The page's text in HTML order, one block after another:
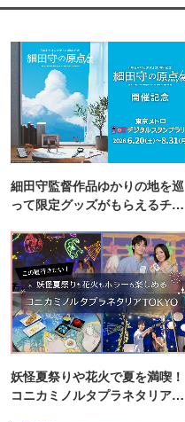
細田守監督作品ゆかりの地を巡
って限定グッズがもらえるチャ
妖怪夏祭りや花火で夏を満喫！
コニカミノルタプラネタリア